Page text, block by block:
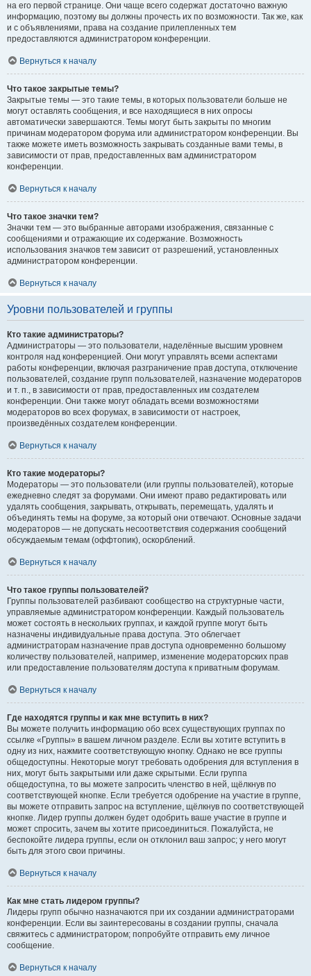
на его первой странице. Они чаще всего содержат достаточно важную
информацию, поэтому вы должны прочесть их по возможности. Так же, как
и с объявлениями, права на создание прилепленных тем
предоставляются администратором конференции.
Вернуться к началу
Что такое закрытые темы?
Закрытые темы — это такие темы, в которых пользователи больше не
могут оставлять сообщения, и все находящиеся в них опросы
автоматически завершаются. Темы могут быть закрыты по многим
причинам модератором форума или администратором конференции. Вы
также можете иметь возможность закрывать созданные вами темы, в
зависимости от прав, предоставленных вам администратором
конференции.
Вернуться к началу
Что такое значки тем?
Значки тем — это выбранные авторами изображения, связанные с
сообщениями и отражающие их содержание. Возможность
использования значков тем зависит от разрешений, установленных
администратором конференции.
Вернуться к началу
Уровни пользователей и группы
Кто такие администраторы?
Администраторы — это пользователи, наделённые высшим уровнем
контроля над конференцией. Они могут управлять всеми аспектами
работы конференции, включая разграничение прав доступа, отключение
пользователей, создание групп пользователей, назначение модераторов
и т. п., в зависимости от прав, предоставленных им создателем
конференции. Они также могут обладать всеми возможностями
модераторов во всех форумах, в зависимости от настроек,
произведённых создателем конференции.
Вернуться к началу
Кто такие модераторы?
Модераторы — это пользователи (или группы пользователей), которые
ежедневно следят за форумами. Они имеют право редактировать или
удалять сообщения, закрывать, открывать, перемещать, удалять и
объединять темы на форуме, за который они отвечают. Основные задачи
модераторов — не допускать несоответствия содержания сообщений
обсуждаемым темам (оффтопик), оскорблений.
Вернуться к началу
Что такое группы пользователей?
Группы пользователей разбивают сообщество на структурные части,
управляемые администратором конференции. Каждый пользователь
может состоять в нескольких группах, и каждой группе могут быть
назначены индивидуальные права доступа. Это облегчает
администраторам назначение прав доступа одновременно большому
количеству пользователей, например, изменение модераторских прав
или предоставление пользователям доступа к приватным форумам.
Вернуться к началу
Где находятся группы и как мне вступить в них?
Вы можете получить информацию обо всех существующих группах по
ссылке «Группы» в вашем личном разделе. Если вы хотите вступить в
одну из них, нажмите соответствующую кнопку. Однако не все группы
общедоступны. Некоторые могут требовать одобрения для вступления в
них, могут быть закрытыми или даже скрытыми. Если группа
общедоступна, то вы можете запросить членство в ней, щёлкнув по
соответствующей кнопке. Если требуется одобрение на участие в группе,
вы можете отправить запрос на вступление, щёлкнув по соответствующей
кнопке. Лидер группы должен будет одобрить ваше участие в группе и
может спросить, зачем вы хотите присоединиться. Пожалуйста, не
беспокойте лидера группы, если он отклонил ваш запрос; у него могут
быть для этого свои причины.
Вернуться к началу
Как мне стать лидером группы?
Лидеры групп обычно назначаются при их создании администраторами
конференции. Если вы заинтересованы в создании группы, сначала
свяжитесь с администратором; попробуйте отправить ему личное
сообщение.
Вернуться к началу